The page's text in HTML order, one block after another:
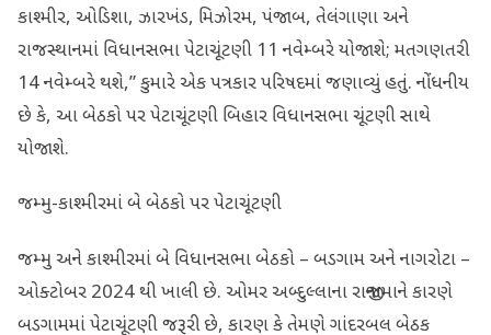
કાશ્મીર, ઓડિશા, ઝારખંડ, મિઝોરમ, પંજાબ, તેલંગાણા અને
રાજસ્થાનમાં વિધાનસભા પેટાચૂંટણી 11 નવેમ્બરે યોજાશે; મતગણતરી
14 નવેમ્બરે થશે,” કુમારે એક પત્રકાર પરિષદમાં જણાવ્યું હતું. નોંધનીય
છે કે, આ બેઠકો પર પેટાચૂંટણી બિહાર વિધાનસભા ચૂંટણી સાથે
યોજાશે.
જમ્મુ-કાશ્મીરમાં બે બેઠકો પર પેટાચૂંટણી
જમ્મુ અને કાશ્મીરમાં બે વિધાનસભા બેઠકો – બડગામ અને નાગરોટા –
ઓક્ટોબર 2024 થી ખાલી છે. ઓમર અબ્દુલ્લાના રાજીનામાને કારણે
બડગામમાં પેટાચૂંટણી જરૂરી છે, કારણ કે તેમણે ગાંદરબલ બેઠક